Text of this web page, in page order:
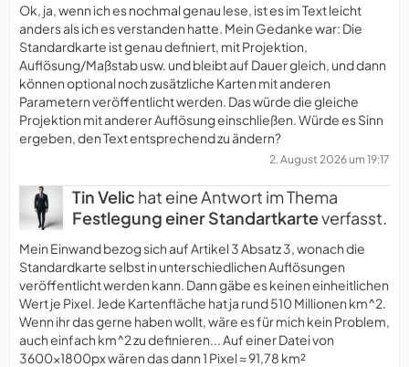
Ok, ja, wenn ich es nochmal genau lese, ist es im Text leicht
anders als ich es verstanden hatte. Mein Gedanke war: Die
Standardkarte ist genau definiert, mit Projektion,
Auflösung/Maßstab usw. und bleibt auf Dauer gleich, und dann
können optional noch zusätzliche Karten mit anderen
Parametern veröffentlicht werden. Das würde die gleiche
Projektion mit anderer Auflösung einschließen. Würde es Sinn
ergeben, den Text entsprechend zu ändern?
2. August 2026 um 19:17
Tin Velic hat eine Antwort im Thema
Festlegung einer Standartkarteverfasst.
Mein Einwand bezog sich auf Artikel 3 Absatz 3, wonach die
Standardkarte selbst in unterschiedlichen Auflösungen
veröffentlicht werden kann. Dann gäbe es keinen einheitlichen
Wert je Pixel. Jede Kartenfläche hat ja rund 510 Millionen km^2.
Wenn ihr das gerne haben wollt, wäre es für mich kein Problem,
auch einfach km^2 zu definieren... Auf einer Datei von
3600x1800px wären das dann 1 Pixel ≈ 91,78 km²